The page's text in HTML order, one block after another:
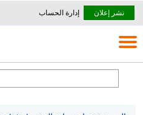
نشر إعلان إدارة الحساب